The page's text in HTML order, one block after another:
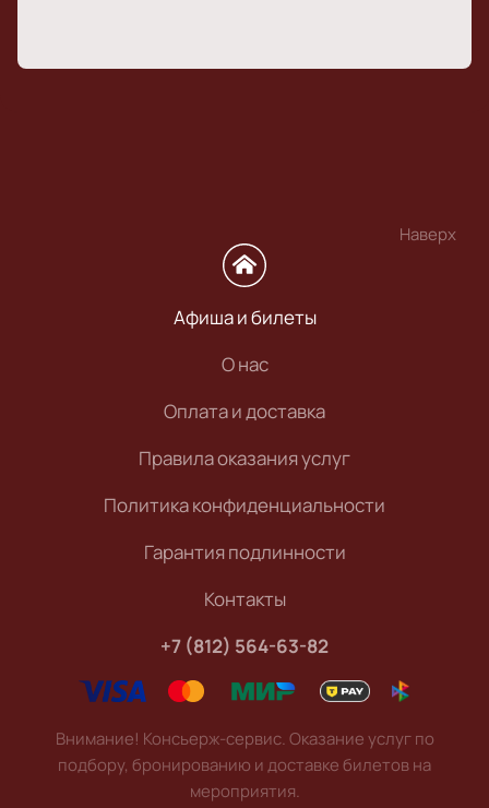
Наверх
Афиша и билеты
О нас
Оплата и доставка
Правила оказания услуг
Политика конфиденциальности
Гарантия подлинности
Контакты
+7 (812) 564-63-82
Внимание! Консьерж-сервис. Оказание услуг по
подбору, бронированию и доставке билетов на
мероприятия.